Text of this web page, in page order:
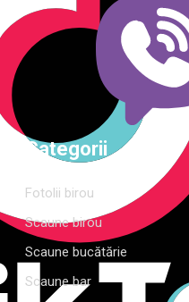
Categorii
Fotolii birou
Scaune birou
Scaune bucătărie
Scaune bar